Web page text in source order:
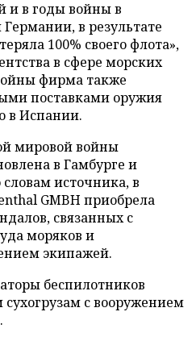
и в годы войны в
в результате
100% своего флота»,
в сфере морских
фирма также
поставками оружия
в Испании.
мировой войны
в Гамбурге и
источника, в
GMBH приобрела
связанных с
моряков и
экипажей.
беспилотников
с вооружением